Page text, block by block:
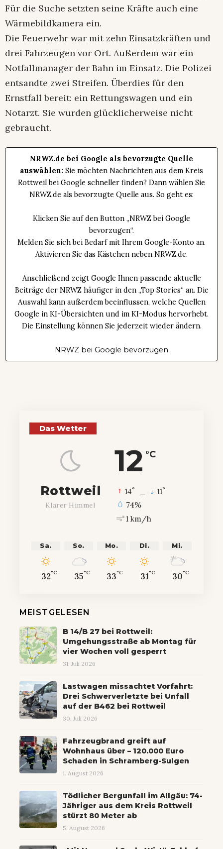
Für die Suche setzten seine Kräfte auch eine
Wärmebildkamera ein.
Die Feuerwehr war mit zehn Einsatzkräften und
drei Fahrzeugen vor Ort. Außerdem war ein
Notfallmanager der Bahn im Einsatz. Die Polizei
entsandte zwei Streifen. Überdies für den
Ernstfall bereit: ein Rettungswagen und ein
Notarzt. Sie wurden glücklicherweise nicht
gebraucht.
NRWZ.de bei Google als bevorzugte Quelle
auswählen: Sie möchten Nachrichten aus dem Kreis
Rottweil bei Google schneller finden? Dann wählen Sie
NRWZ.de als bevorzugte Quelle aus. So geht es:
Klicken Sie auf den Button „NRWZ bei Google
bevorzugen“.
Melden Sie sich bei Bedarf mit Ihrem Google-Konto an.
Aktivieren Sie das Kästchen neben NRWZ.de.
Anschließend zeigt Google Ihnen passende aktuelle
Beiträge der NRWZ häufiger in den „Top Stories“ an. Die
Auswahl kann außerdem beeinflussen, welche Quellen
Google in KI-Übersichten und im KI-Modus hervorhebt.
Die Einstellung können Sie jederzeit wieder ändern.
NRWZ bei Google bevorzugen
Das Wetter
12 °C
Rottweil
Klarer Himmel
14° 11°
74%
1 km/h
Sa.
32°C
So.
35°C
Mo.
33°C
Di.
31°C
Mi.
30°C
MEISTGELESEN
B 14/B 27 bei Rottweil:
Umgehungsstraße ab Montag für
vier Wochen voll gesperrt
31. Juli 2026
Lastwagen missachtet Vorfahrt:
Drei Schwerverletzte bei Unfall
auf der B462 bei Rottweil
30. Juli 2026
Fahrzeugbrand greift auf
Wohnhaus über – 120.000 Euro
Schaden in Schramberg-Sulgen
1. August 2026
Tödlicher Bergunfall im Allgäu: 74-
Jähriger aus dem Kreis Rottweil
stürzt 80 Meter ab
5. August 2026